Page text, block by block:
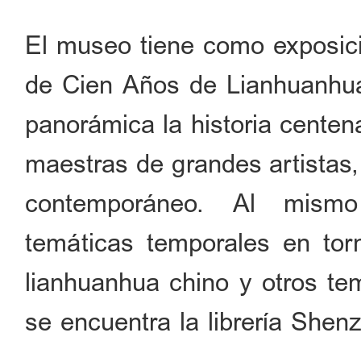
El museo tiene como
de Cien Años de
panorámica la historia
maestras de grandes
contemporáneo. Al
temáticas temporales en
lianhuanhua chino y otros
se encuentra la librería